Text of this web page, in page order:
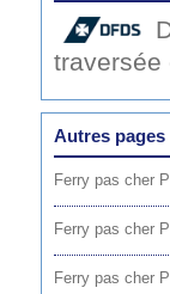
traversée
Autres pages
Ferry pas cher
Ferry pas cher
Ferry pas cher